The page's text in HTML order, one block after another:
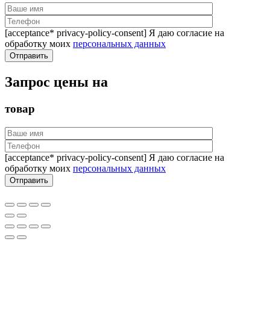
[acceptance* privacy-policy-consent] Я даю согласие на
обработку моих персональных данных
Запрос цены на
товар
[acceptance* privacy-policy-consent] Я даю согласие на
обработку моих персональных данных